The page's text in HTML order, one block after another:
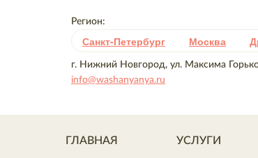
г. Нижний Новгород, ул. Максима
info@washanyanya.ru
Регион:
Санкт-Петербург Москва
ГЛАВНАЯ УСЛУГИ